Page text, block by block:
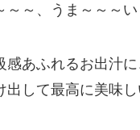
～～、うま～～～い
感あふれるお出汁
出して最高に美味